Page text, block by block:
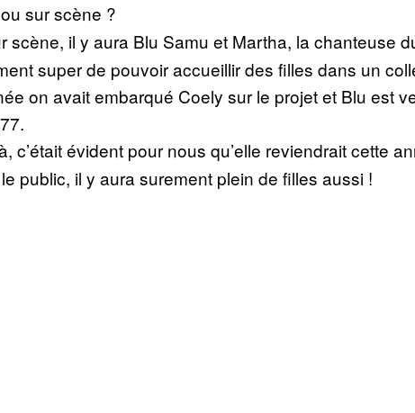
sur scène ?
scène, il y aura Blu Samu et Martha, la chanteuse
super de pouvoir accueillir des filles dans un
on avait embarqué Coely sur le projet et Blu est
c’était évident pour nous qu’elle reviendrait cette
public, il y aura surement plein de filles aussi !